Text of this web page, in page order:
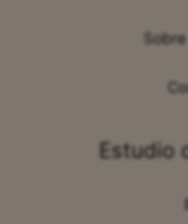
Estudio